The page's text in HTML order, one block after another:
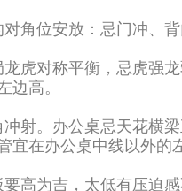
角位安放：忌门冲、背
虎对称平衡，忌虎强
边高。
射。办公桌忌天花横
宜在办公桌中线以外的
高为吉，太低有压迫